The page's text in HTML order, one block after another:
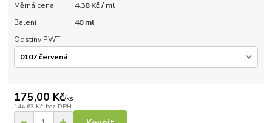
Měrná cena
4,38 Kč / ml
Balení
40 ml
Odstíny PWT
175,00 Kč/ks
144,63 Kč bez DPH